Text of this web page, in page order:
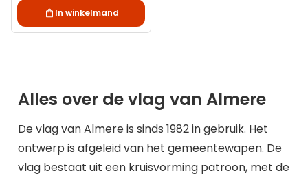
In winkelmand
Alles over de vlag van Almere
De vlag van Almere is sinds 1982 in gebruik. Het
ontwerp is afgeleid van het gemeentewapen. De
vlag bestaat uit een kruisvorming patroon, met de